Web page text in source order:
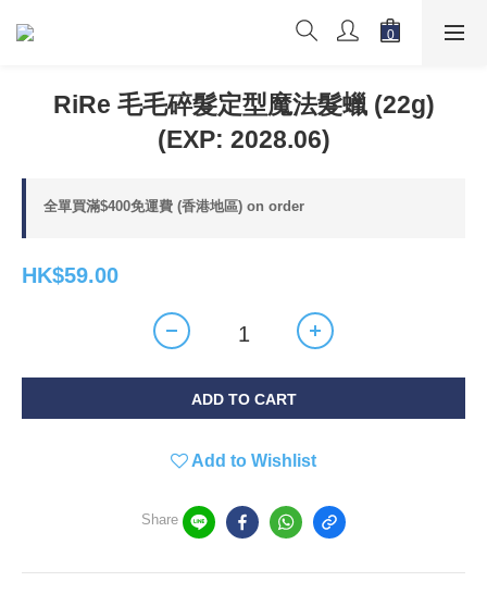
RiRe 毛毛碎髮定型魔法髮蠟 (22g)
(EXP: 2028.06)
全單買滿$400免運費 (香港地區) on order
HK$59.00
ADD TO CART
Add to Wishlist
Share